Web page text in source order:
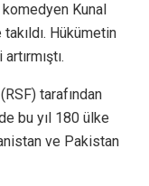
komedyen Kunal
takıldı. Hükümetin
tarafından
bu yıl 180 ülke
ve Pakistan